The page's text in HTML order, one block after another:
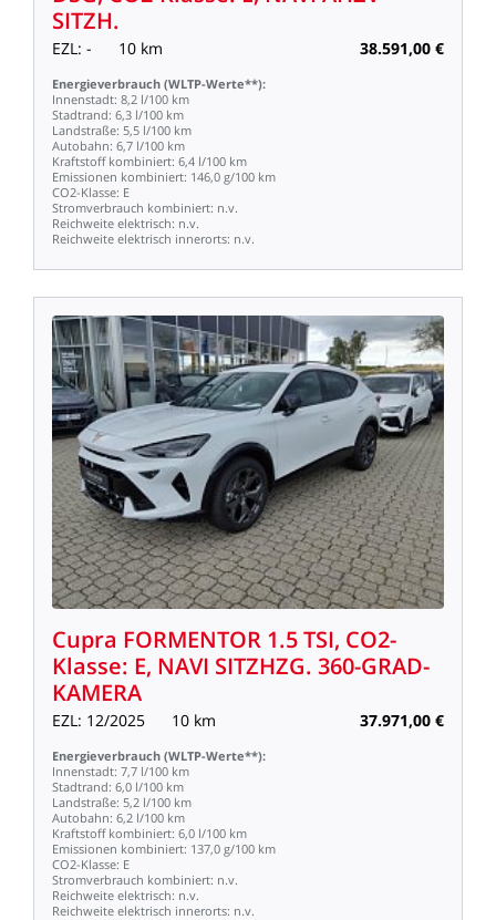
SITZH.
EZL: - 10 km 38.591,00 €
Energieverbrauch (WLTP-Werte**):
Innenstadt: 8,2 l/100 km
Stadtrand: 6,3 l/100 km
Landstraße: 5,5 l/100 km
Autobahn: 6,7 l/100 km
Kraftstoff kombiniert: 6,4 l/100 km
Emissionen kombiniert: 146,0 g/100 km
CO2-Klasse: E
Stromverbrauch kombiniert: n.v.
Reichweite elektrisch: n.v.
Reichweite elektrisch innerorts: n.v.
Cupra FORMENTOR 1.5TSI, CO2-
Klasse: E, NAVI SITZHZG. 360-GRAD-
KAMERA
EZL: 12/2025 10 km 37.971,00 €
Energieverbrauch (WLTP-Werte**):
Innenstadt: 7,7 l/100 km
Stadtrand: 6,0 l/100 km
Landstraße: 5,2 l/100 km
Autobahn: 6,2 l/100 km
Kraftstoff kombiniert: 6,0 l/100 km
Emissionen kombiniert: 137,0 g/100 km
CO2-Klasse: E
Stromverbrauch kombiniert: n.v.
Reichweite elektrisch: n.v.
Reichweite elektrisch innerorts: n.v.